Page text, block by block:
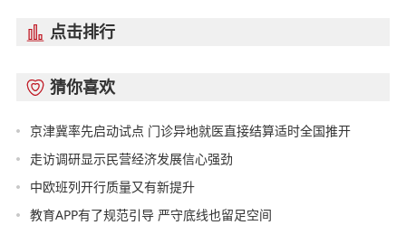
 点击排行
 猜你喜欢
京津冀率先启动试点 门诊异地就医直接结算适时全国推开
走访调研显示民营经济发展信心强劲
中欧班列开行质量又有新提升
教育APP有了规范引导 严守底线也留足空间